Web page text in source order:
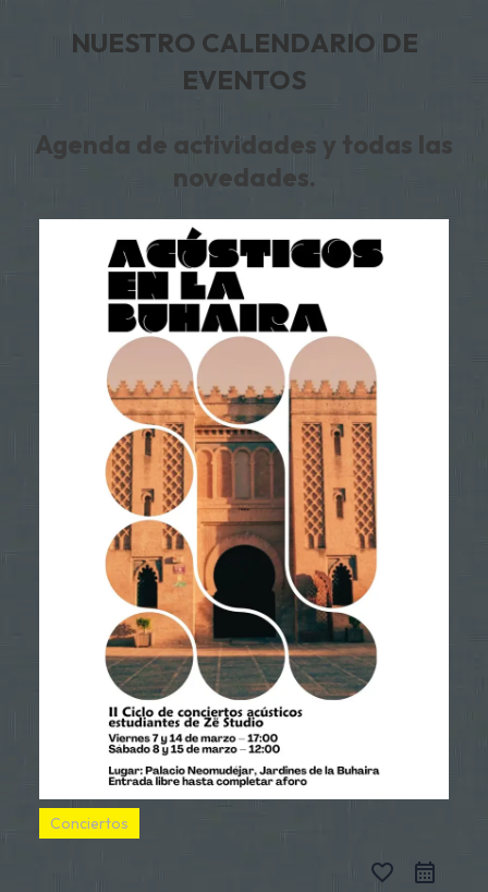
NUESTRO CALENDARIO DE
EVENTOS
Agenda de actividades y todas las
novedades.
Conciertos
favorite_border